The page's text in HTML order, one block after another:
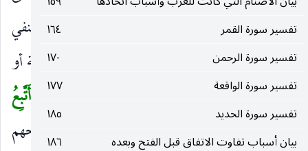
تفسير سورة القمر
١٦٤
تفسير سورة الرحمن
١٧٠
تفسير سورة الواقعة
١٧٧
تفسير سورة الحديد
١٨٥
بيان أسباب تفاوت الاتفاق قبل الفتح وبعده
١٨٦
التفضيل إذ لا علم لي بالغيب ، و
لتأكيد النفي
المشتمل على ما يفعل بي
إما موصولة منصوبة أو
استفهامية مرفوعة. وقرئ «يفعل» أي يفعل الله.(
إِنْ أَتَّبِعُ
إِلَّا ما يُوحى إِلَيَ لا أتجاوزه ، وهو جواب عن اقتراحهم